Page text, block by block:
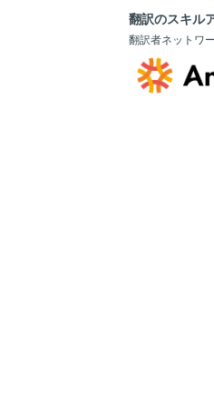
翻訳のスキル
翻訳者ネットワ